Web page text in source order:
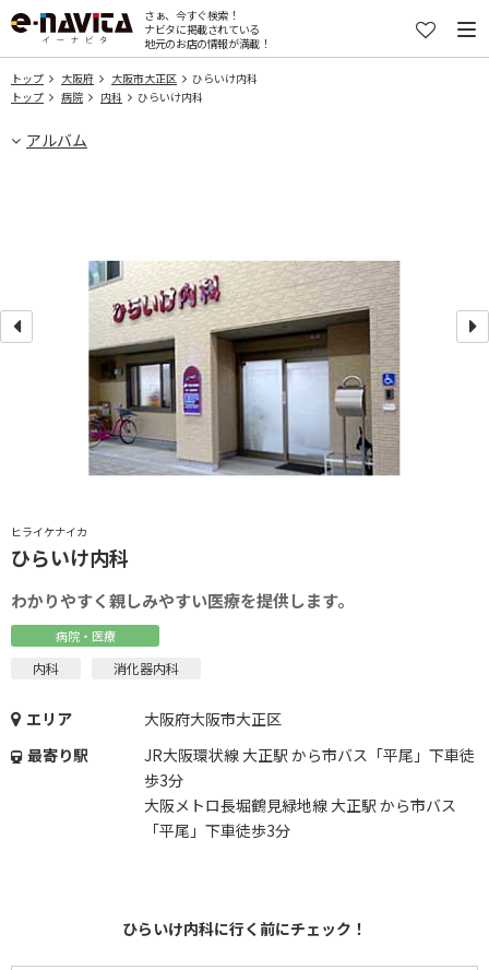
さぁ、今すぐ検索！
ナビタに掲載されている
地元のお店の情報が満載！
トップ 大阪府 大阪市大正区
ひらいけ内科
トップ
病院 内科 ひらいけ内科
アルバム
ヒライケナイカ
ひらいけ内科
わかりやすく親しみやすい医療を提供します。
病院・医療
内科 消化器内科
エリア
大阪府大阪市大正区
最寄り駅
JR大阪環状線 大正駅 から市バス「平尾」下車徒
歩3分
大阪メトロ長堀鶴見緑地線 大正駅 から市バス
「平尾」下車徒歩3分
ひらいけ内科に行く前にチェック！